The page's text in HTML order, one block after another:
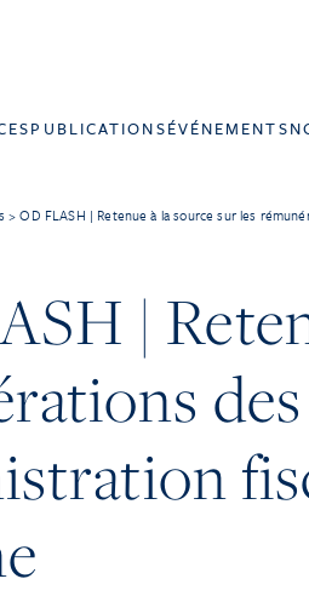
PUBLICATIONSÉVÉNEMENTS
>OD FLASH | Retenue à la source sur les
|